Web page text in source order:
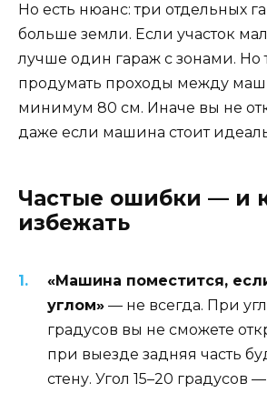
Но есть нюанс: три отдельных
больше земли. Если участок
лучше один гараж с зонами. Но
продумать проходы между
минимум 80 см. Иначе вы не
даже если машина стоит
Частые ошибки — и
избежать
«Машина поместится,
углом» — не всегда. При
градусов вы не сможете
при выезде задняя часть
стену. Угол 15–20 градусов